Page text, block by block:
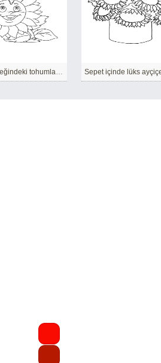
Kuş ayçiçeğindeki tohumları gagalamaya çalışıyor.